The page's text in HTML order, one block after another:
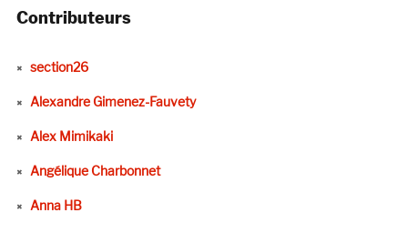
Contributeurs
section26
Alexandre Gimenez-Fauvety
Alex Mimikaki
Angélique Charbonnet
Anna HB